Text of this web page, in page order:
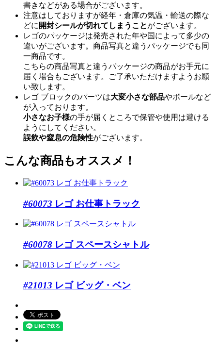
書きなどがある場合がございます。
注意はしておりますが経年・倉庫の気温・輸送の際な
どに 開封シールが切れてしまうことがございます。
レゴのパッケージは発売された年や国によって多少の
違いがございます。商品写真と違うパッケージでも同
一商品です。
こちらの商品写真と違うパッケージの商品がお手元に
届く場合もございます。ご了承いただけますようお願
い致します。
レゴ ブロックのパーツは大変小さな部品やボールなど
が入っております。
小さなお子様の手が届くところで保管や使用は避ける
ようにしてください。
誤飲や窒息の危険性がございます。
こんな商品もオススメ！
#60073 レゴ お仕事トラック
#60078 レゴ スペースシャトル
#21013 レゴ ビッグ・ベン